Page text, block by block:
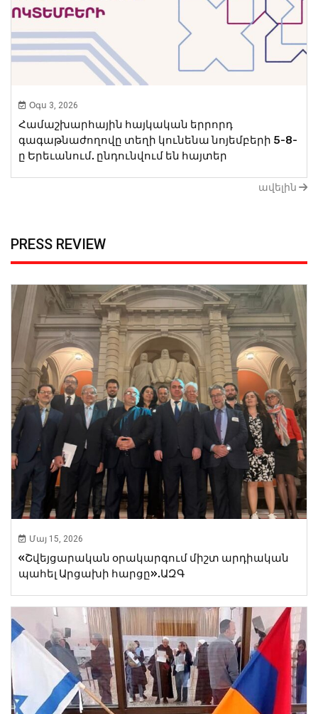
Օգս 3, 2026
Համաշխարհային հայկական երրորդ
գագաթնաժողովը տեղի կունենա նոյեմբերի 5-8-
ը Երեւանում. ընդունվում են հայտեր
ավելին
PRESS REVIEW
Մայ 15, 2026
«Շվեյցարական օրակարգում միշտ արդիական
պահել Արցախի հարցը».ԱԶԳ